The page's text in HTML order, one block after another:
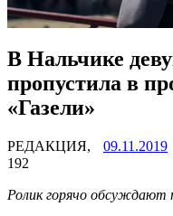
В Нальчике
пропустила в
«Газели»
РЕДАКЦИЯ, 09.11.2019
192
Ролик горячо обсуждают